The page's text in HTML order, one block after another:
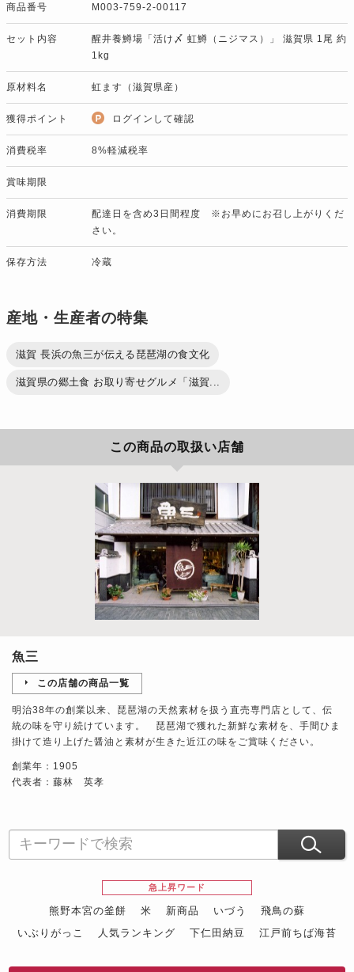
商品番号 M003-759-2-00117
セット内容
醒井養鱒場「活け〆 虹鱒（ニジマス）」 滋賀県 1尾 約
1kg
原材料名 虹ます（滋賀県産）
獲得ポイント ログインして確認
消費税率 8%軽減税率
賞味期限
消費期限
配達日を含め3日間程度 ※お早めにお召し上がりくだ
さい。
保存方法 冷蔵
産地・生産者の特集
滋賀 長浜の魚三が伝える琵琶湖の食文化
滋賀県の郷土食 お取り寄せグルメ「滋賀...
この商品の取扱い店舗
魚三
この店舗の商品一覧
明治38年の創業以来、琵琶湖の天然素材を扱う直売専門店として、伝
統の味を守り続けています。 琵琶湖で獲れた新鮮な素材を、手間ひま
掛けて造り上げた醤油と素材が生きた近江の味をご賞味ください。
創業年：1905
代表者：藤林 英孝
急上昇ワード
熊野本宮の釜餅 米 新商品 いづう
飛鳥の蘇
いぶりがっこ
人気ランキング 下仁田納豆
江戸前ちば海苔